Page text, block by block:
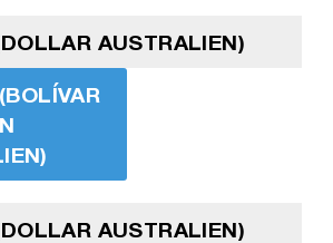
AUSTRALIEN)
AUSTRALIEN)